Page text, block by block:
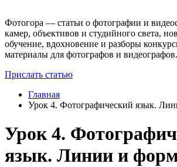
Фотогора — статьи о фотографии и
камер, объективов и студийного света,
обучение, вдохновение и разборы
материалы для фотографов и видеографов.
Прислать статью
Главная
Урок 4. Фотографический язык.
Урок 4.
язык. Линии и